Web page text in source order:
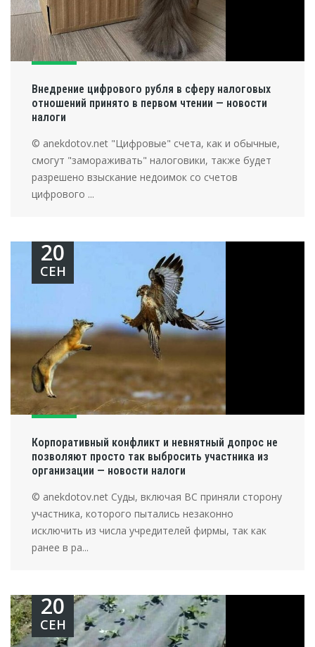
Внедрение цифрового рубля в сферу налоговых
отношений принято в первом чтении — новости
налоги
© anekdotov.net "Цифровые" счета, как и обычные,
смогут "замораживать" налоговики, также будет
разрешено взыскание недоимок со счетов
цифрового ...
Корпоративный конфликт и невнятный допрос не
позволяют просто так выбросить участника из
организации — новости налоги
20
СЕН
© anekdotov.net Суды, включая ВС приняли сторону
участника, которого пытались незаконно
исключить из числа учредителей фирмы, так как
ранее в ра...
20
СЕН